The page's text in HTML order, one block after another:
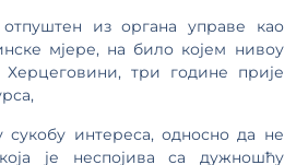
из органа управе као
мјере, на било којем нивоу
три године прије
сукобу интереса, односно да не
је неспојива са дужношћу